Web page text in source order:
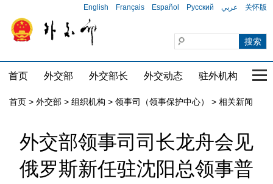
English Français Español Русский عربي 关怀版
首页 外交部 外交部长 外交动态 驻外机构 国
首页 > 外交部 > 组织机构 > 领事司（领事保护中心） > 相关新闻
外交部领事司司长龙舟会见
俄罗斯新任驻沈阳总领事普